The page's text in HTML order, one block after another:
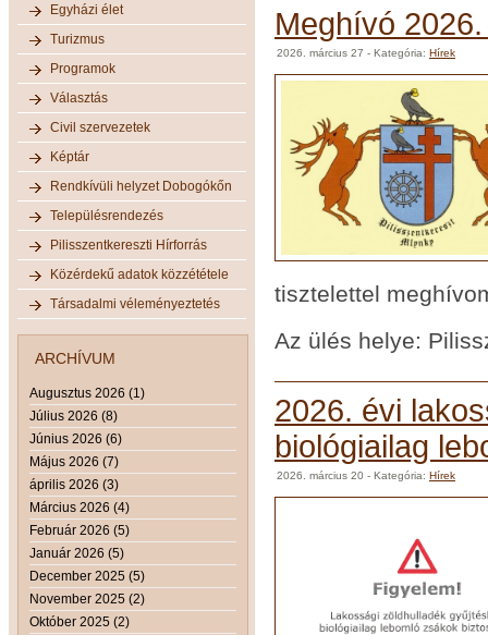
Egyházi élet
Turizmus
Programok
Választás
Civil szervezetek
Képtár
Rendkívüli helyzet Dobogókőn
Településrendezés
Pilisszentkereszti Hírforrás
Közérdekű adatok közzététele
Társadalmi véleményeztetés
ARCHÍVUM
Augusztus 2026 (1)
Július 2026 (8)
Június 2026 (6)
Május 2026 (7)
április 2026 (3)
Március 2026 (4)
Február 2026 (5)
Január 2026 (5)
December 2025 (5)
November 2025 (2)
Október 2025 (2)
Meghívó
2026. március 27 - Kategória: Hírek
tisztelettel
Az ülés helye:
2026. évi
biológiailag
2026. március 20 - Kategória: Hírek